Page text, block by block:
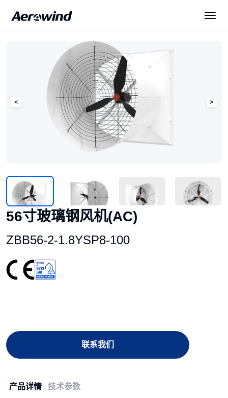
产品中心
简体中文
56寸玻璃钢风机(AC)
ZBB56-2-1.8YSP8-100
联系我们
产品详情 技术参数